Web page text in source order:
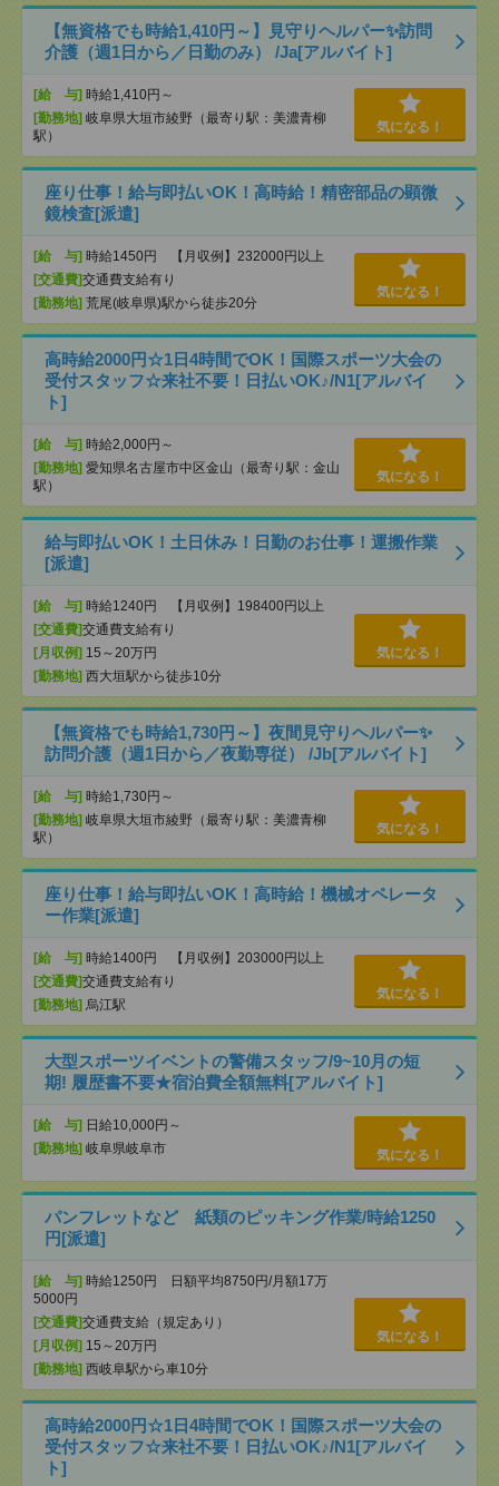
【無資格でも時給1,410円～】見守りヘルパー✨訪問
介護（週1日から／日勤のみ） /Ja[アルバイト]
[給 与] 時給1,410円～
[勤務地] 岐阜県大垣市綾野（最寄り駅：美濃青柳
駅）
気になる！
座り仕事！給与即払いOK！高時給！精密部品の顕微
鏡検査[派遣]
[給 与] 時給1450円 【月収例】232000円以上
[交通費]交通費支給有り
[勤務地] 荒尾(岐阜県)駅から徒歩20分
気になる！
高時給2000円☆1日4時間でOK！国際スポーツ大会の
受付スタッフ☆来社不要！日払いOK♪/N1[アルバイ
ト]
[給 与] 時給2,000円～
[勤務地] 愛知県名古屋市中区金山（最寄り駅：金山
駅）
気になる！
給与即払いOK！土日休み！日勤のお仕事！運搬作業
[派遣]
[給 与] 時給1240円 【月収例】198400円以上
[交通費]交通費支給有り
[月収例] 15～20万円
[勤務地] 西大垣駅から徒歩10分
気になる！
【無資格でも時給1,730円～】夜間見守りヘルパー✨
訪問介護（週1日から／夜勤専従） /Jb[アルバイト]
[給 与] 時給1,730円～
[勤務地] 岐阜県大垣市綾野（最寄り駅：美濃青柳
駅）
気になる！
座り仕事！給与即払いOK！高時給！機械オペレータ
ー作業[派遣]
[給 与] 時給1400円 【月収例】203000円以上
[交通費]交通費支給有り
[勤務地] 烏江駅
気になる！
大型スポーツイベントの警備スタッフ/9~10月の短
期! 履歴書不要★宿泊費全額無料[アルバイト]
[給 与] 日給10,000円～
[勤務地] 岐阜県岐阜市 気になる！
パンフレットなど 紙類のピッキング作業/時給1250
円[派遣]
[給 与] 時給1250円 日額平均8750円/月額17万
5000円
[交通費]交通費支給（規定あり）
[月収例] 15～20万円
[勤務地] 西岐阜駅から車10分
気になる！
高時給2000円☆1日4時間でOK！国際スポーツ大会の
受付スタッフ☆来社不要！日払いOK♪/N1[アルバイ
ト]